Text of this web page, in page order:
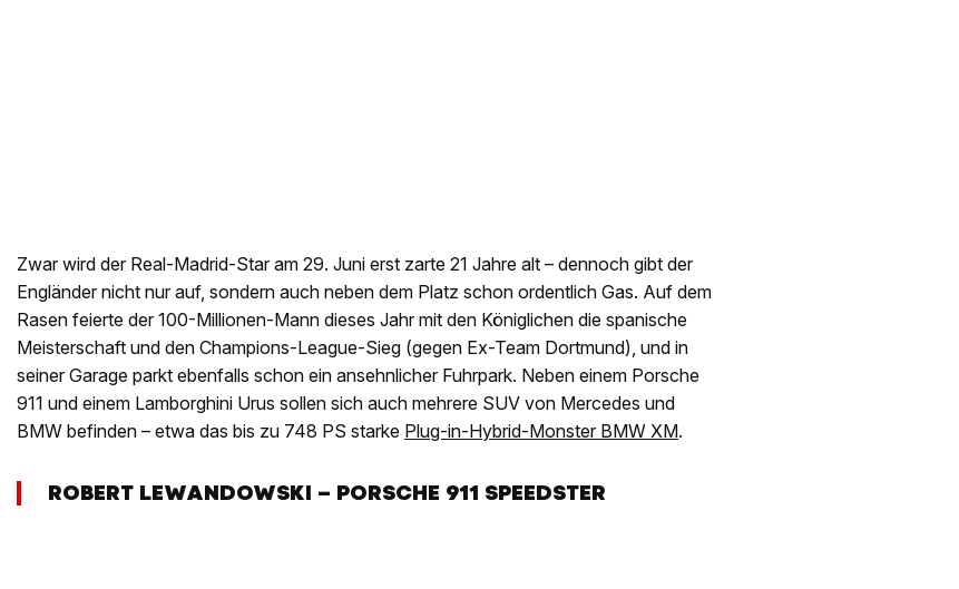
Zwar wird der Real-Madrid-Star am 29. Juni erst zarte 21 Jahre alt – dennoch gibt der
Engländer nicht nur auf, sondern auch neben dem Platz schon ordentlich Gas. Auf dem
Rasen feierte der 100-Millionen-Mann dieses Jahr mit den Königlichen die spanische
Meisterschaft und den Champions-League-Sieg (gegen Ex-Team Dortmund), und in
seiner Garage parkt ebenfalls schon ein ansehnlicher Fuhrpark. Neben einem Porsche
911 und einem Lamborghini Urus sollen sich auch mehrere SUV von Mercedes und
BMW befinden – etwa das bis zu 748 PS starke Plug-in-Hybrid-Monster BMW XM.
ROBERT LEWANDOWSKI – PORSCHE 911 SPEEDSTER